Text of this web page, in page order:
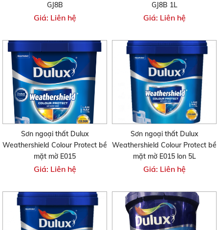
GJ8B
Giá: Liên hệ
GJ8B 1L
Giá: Liên hệ
Sơn ngoại thất Dulux
Weathershield Colour Protect bề
mặt mờ E015
Giá: Liên hệ
Sơn ngoại thất Dulux
Weathershield Colour Protect bề
mặt mờ E015 lon 5L
Giá: Liên hệ